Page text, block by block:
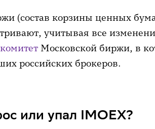
(состав корзины ценных
учитывая все
Московской биржи, в
российских брокеров.
или упал IMOEX?